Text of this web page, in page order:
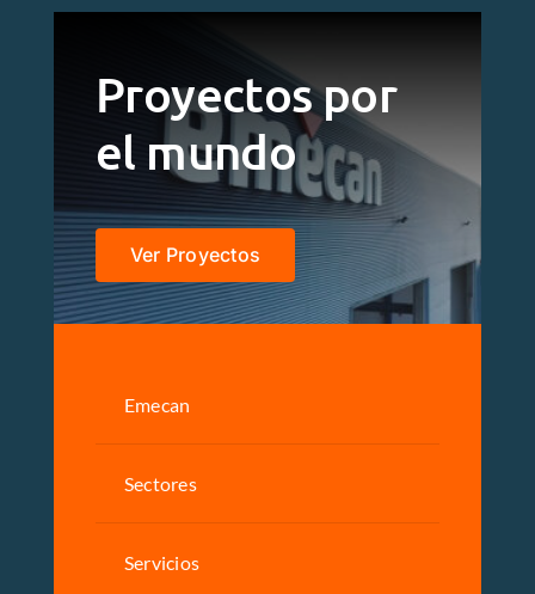
Proyectos por
el mundo
Ver Proyectos
Emecan
Sectores
Servicios